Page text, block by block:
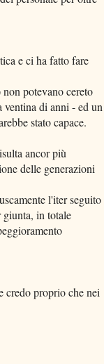
e ci ha fatto fare
potevano cereto
ventina di anni - ed un
stato capace.
ancor più
delle generazioni
l'iter seguito
in totale
credo proprio che nei